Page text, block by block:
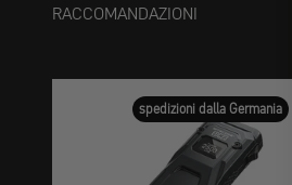
RACCOMANDAZIONI
spedizioni dalla Germania